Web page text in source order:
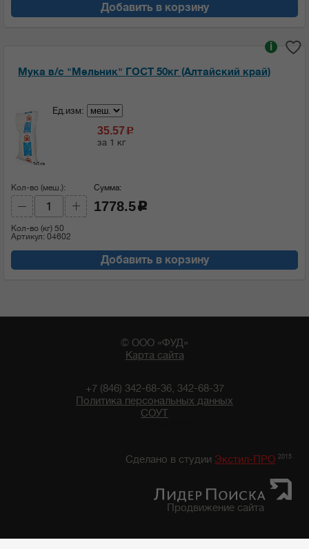
Добавить в корзину
Мука в/с "Мельник" ГОСТ 50кг (Алтайский край)
i
Ед.изм:
35.57 c
за 1 кг
Кол-во (меш.):
Кол-во (кг) 50
Артикул: 04602
Сумма:
1778.5 c
Добавить в корзину
© ООО «ФУД»
Карта сайта
+7 (846) 342-68-36, 342-68-37
Политика персональных данных
СОУТ
Сделано в студии Экстил-ПРО 2015
Продвижение сайта